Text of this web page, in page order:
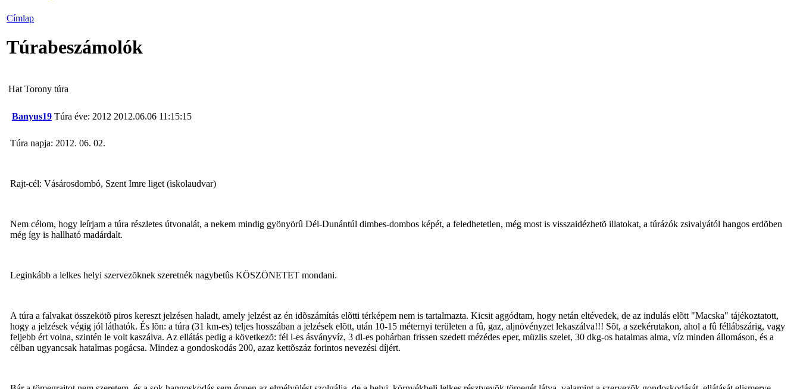
Címlap
Túrabeszámolók
Hat Torony túra
Banyus19 Túra éve: 2012 2012.06.06 11:15:15
Túra napja: 2012. 06. 02.
Rajt-cél: Vásárosdombó, Szent Imre liget (iskolaudvar)
Nem célom, hogy leírjam a túra részletes útvonalát, a nekem mindig gyönyörû Dél-Dunántúl dimbes-dombos képét, a feledhetetlen, még most is visszaidézhetõ illatokat, a túrázók zsivalyától hangos erdõben
még így is hallható madárdalt.
Leginkább a lelkes helyi szervezõknek szeretnék nagybetûs KÖSZÖNETET mondani.
A túra a falvakat összekötõ piros kereszt jelzésen haladt, amely jelzést az én idõszámítás elõtti térképem nem is tartalmazta. Kicsit aggódtam, hogy netán eltévedek, de az indulás elõtt "Macska" tájékoztatott,
hogy a jelzések végig jól láthatók. És lõn: a túra (31 km-es) teljes hosszában a jelzések elõtt, után 10-15 méternyi területen a fû, gaz, aljnövényzet lekaszálva!!! Sõt, a szekérutakon, ahol a fû féllábszárig, vagy
feljebb ért volna, szintén le volt kaszálva. Az ellátás pedig a következõ: fél l-es ásványvíz, 3 dl-es pohárban frissen szedett mézédes eper, müzlis szelet, 30 dkg-os hatalmas alma, víz minden állomáson, és a
célban ugyancsak hatalmas pogácsa. Mindez a gondoskodás 200, azaz kettõszáz forintos nevezési díjért.